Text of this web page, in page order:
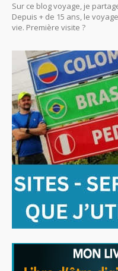
Sur ce blog voyage, je
Depuis + de 15 ans, le
vie. Première visite ?